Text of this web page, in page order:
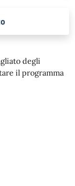
degli
il programma